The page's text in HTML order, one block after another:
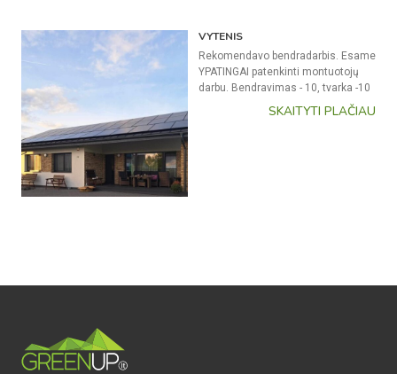
DARIUS
Didelis ačiū Mariui V. už visus
administracinius klausimus ir
nuolatines konsultacijas bei Ridui
su Algirdu (montuotojams) už